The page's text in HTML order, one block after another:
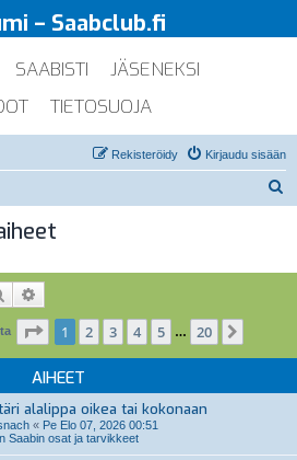
– Saabclub.fi
SAABISTI
JÄSENEKSI
TIETOSUOJA
Kirjaudu sisään
Rekisteröidy
Etsi
Sivu /20
1 2 3 4 5 … 20
AIHEET
alalippa oikea tai kokonaan
« Pe Elo 07, 2026 00:51
Saabin osat ja tarvikkeet